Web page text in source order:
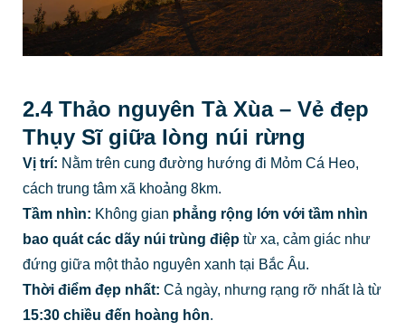
2.4 Thảo nguyên Tà Xùa – Vẻ đẹp
Thụy Sĩ giữa lòng núi rừng
Vị trí: Nằm trên cung đường hướng đi Mỏm Cá Heo,
cách trung tâm xã khoảng 8km.
Tầm nhìn: Không gian phẳng rộng lớn với tầm nhìn
bao quát các dãy núi trùng điệptừ xa, cảm giác như
đứng giữa một thảo nguyên xanh tại Bắc Âu.
Thời điểm đẹp nhất: Cả ngày, nhưng rạng rỡ nhất là từ
15:30 chiều đến hoàng hôn.